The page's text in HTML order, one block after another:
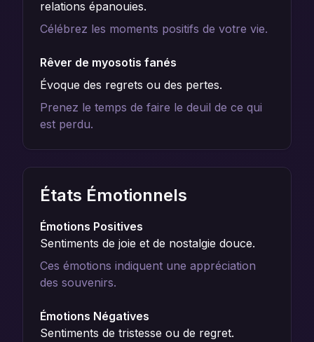
relations épanouies.
Célébrez les moments positifs de votre vie.
Rêver de myosotis fanés
Évoque des regrets ou des pertes.
Prenez le temps de faire le deuil de ce qui
est perdu.
États Émotionnels
Émotions Positives
Sentiments de joie et de nostalgie douce.
Ces émotions indiquent une appréciation
des souvenirs.
Émotions Négatives
Sentiments de tristesse ou de regret.